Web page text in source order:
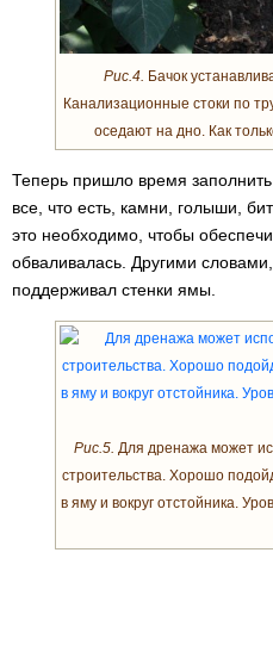
Рис.4. Бачок
Канализационные стоки по
оседают на дно. Как
Теперь пришло время
все, что есть, камни, голыши,
это необходимо, чтобы
обваливалась. Другими
поддерживал стенки ямы.
Рис.5. Для дренажа может
строительства. Хорошо
в яму и вокруг отстойника.